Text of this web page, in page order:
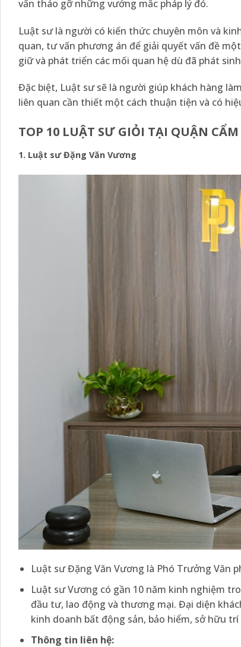
vấn tháo gỡ những vướng mắc pháp lý đó.
Luật sư là người có kiến thức chuyên môn và
quan, tư vấn phương án để giải quyết vấn đề
giữ và phát triển các mối quan hệ dù đã phát
Đặc biệt, Luật sư sẽ là người giúp khách hàng
liên quan cần thiết một cách thuận tiện và có
TOP 10 LUẬT SƯ GIỎI TẠI QUẬN CẨM
1. Luật sư Đặng Văn Vương
Luật sư Đặng Văn Vương là Phó Trưởng Văn
Luật sư Vương có gần 10 năm kinh nghiệm
đầu tư, lao động và thương mại. Đại diện
kinh doanh bất động sản, bảo hiểm, sở hữu
Thông tin liên hệ: